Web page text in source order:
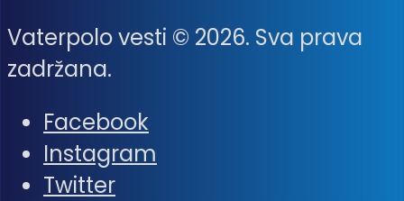
Vaterpolo vesti © 2026. Sva prava
zadržana.
Facebook
Instagram
Twitter